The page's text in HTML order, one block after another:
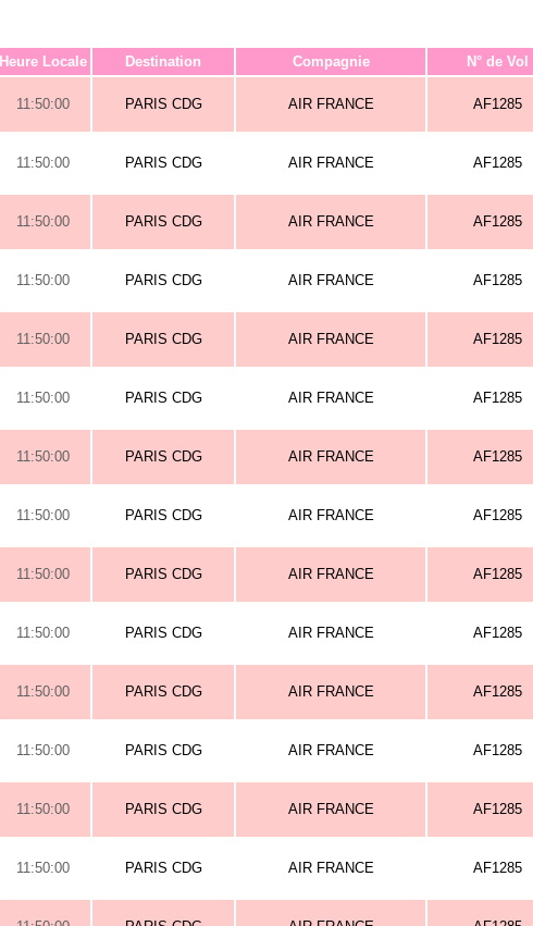
Heure Locale Destination Compagnie N° de Vol
11:50:00 PARIS CDG AIR FRANCE AF1285
11:50:00 PARIS CDG AIR FRANCE AF1285
11:50:00 PARIS CDG AIR FRANCE AF1285
11:50:00 PARIS CDG AIR FRANCE AF1285
11:50:00 PARIS CDG AIR FRANCE AF1285
11:50:00 PARIS CDG AIR FRANCE AF1285
11:50:00 PARIS CDG AIR FRANCE AF1285
11:50:00 PARIS CDG AIR FRANCE AF1285
11:50:00 PARIS CDG AIR FRANCE AF1285
11:50:00 PARIS CDG AIR FRANCE AF1285
11:50:00 PARIS CDG AIR FRANCE AF1285
11:50:00 PARIS CDG AIR FRANCE AF1285
11:50:00 PARIS CDG AIR FRANCE AF1285
11:50:00 PARIS CDG AIR FRANCE AF1285